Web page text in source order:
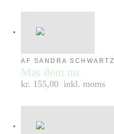
AF SANDRA SCHWARTZ
Mas dem nu
kr. 155,00 inkl. moms